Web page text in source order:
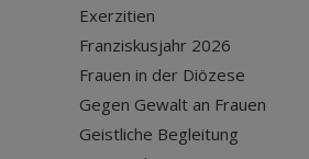
Exerzitien
Franziskusjahr 2026
Frauen in der Diözese
Gegen Gewalt an Frauen
Geistliche Begleitung